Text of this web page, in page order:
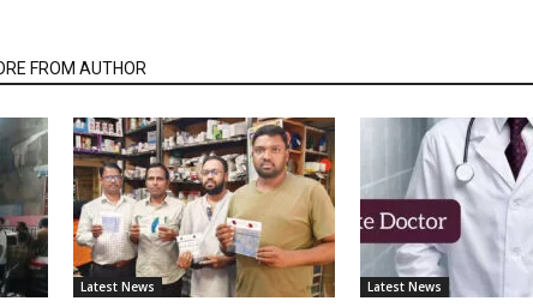
FROM AUTHOR
Latest News Latest News